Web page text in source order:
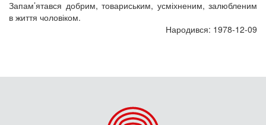
Запам’ятався добрим, товариським, усміхненим, залюбленим
в життя чоловіком.
Народився: 1978-12-09